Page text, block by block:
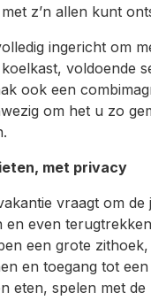
z’n allen kunt
ingericht om
voldoende
ook een
om het u zo
met privacy
vraagt om de
en even
een grote
en toegang tot
eten, spelen met